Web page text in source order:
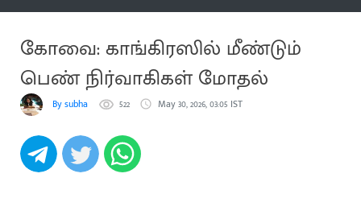
கோவை: காங்கிரஸில் மீண்டும்
பெண் நிர்வாகிகள் மோதல்
By subha 522 May 30, 2026, 03:05 IST